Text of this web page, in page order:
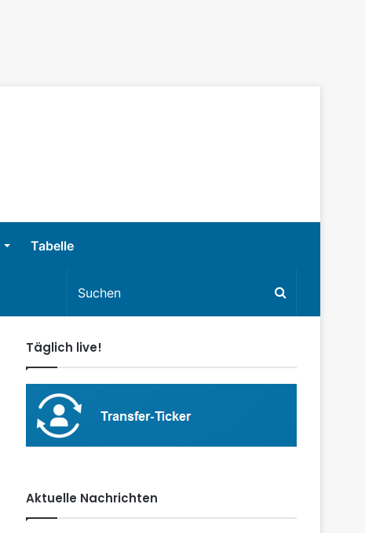
Tabelle
Täglich live!
Aktuelle Nachrichten